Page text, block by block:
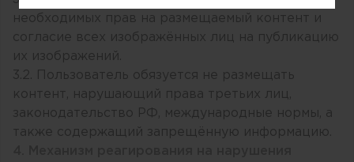
необходимых прав на размещаемый контент и
согласие всех изображённых лиц на публикацию
их изображений.
3.2. Пользователь обязуется не размещать
контент, нарушающий права третьих лиц,
законодательство РФ, международные нормы, а
также содержащий запрещённую информацию.